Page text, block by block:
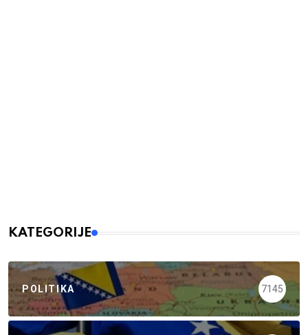
KATEGORIJE
POLITIKA 7145